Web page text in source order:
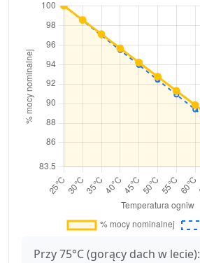
Przy 75°C (gorący dach w lecie):